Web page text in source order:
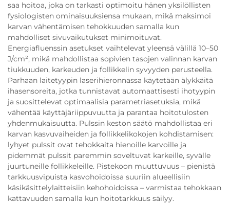
saa hoitoa, joka on tarkasti optimoitu hänen yksilöllisten
fysiologisten ominaisuuksiensa mukaan, mikä maksimoi
karvan vähentämisen tehokkuuden samalla kun
mahdolliset sivuvaikutukset minimoituvat.
Energiafluenssin asetukset vaihtelevat yleensä välillä 10–50
J/cm², mikä mahdollistaa sopivien tasojen valinnan karvan
tiukkuuden, karkeuden ja follikkelin syvyyden perusteella.
Parhaan laitetyypin laserihieronnassa käytetään älykkäitä
ihasensoreita, jotka tunnistavat automaattisesti ihotyypin
ja suosittelevat optimaalisia parametriasetuksia, mikä
vähentää käyttäjäriippuvuutta ja parantaa hoitotulosten
yhdenmukaisuutta. Pulssin keston säätö mahdollistaa eri
karvan kasvuvaiheiden ja follikkelikokojen kohdistamisen:
lyhyet pulssit ovat tehokkaita hienoille karvoille ja
pidemmät pulssit paremmin soveltuvat karkeille, syvälle
juurtuneille follikkeleille. Pistekoon muuttuvuus – pienistä
tarkkuusvipuista kasvohoidoissa suuriin alueellisiin
käsikäsittelylaitteisiin kehohoidoissa – varmistaa tehokkaan
kattavuuden samalla kun hoitotarkkuus säilyy.